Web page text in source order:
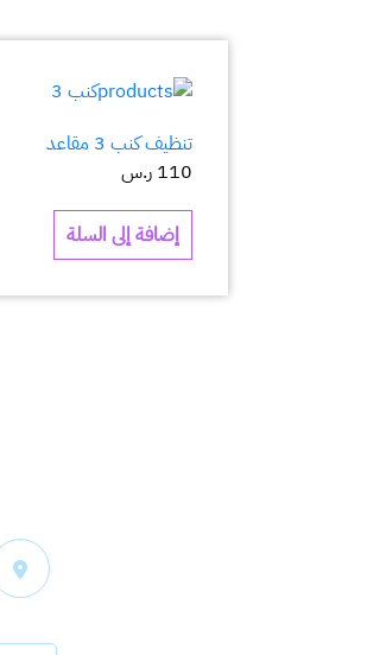
تنظيف كنب 3 مقاعد
110 ر.س
إضافة إلى السلة